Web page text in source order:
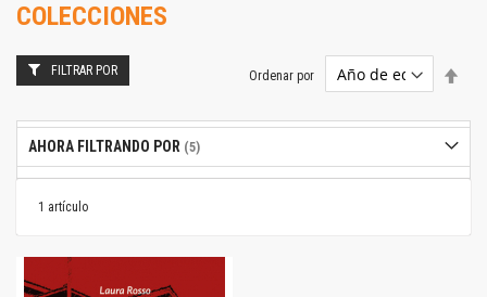
COLECCIONES
1 artículo
Ordenar por
FILTRAR POR
AHORA FILTRANDO POR